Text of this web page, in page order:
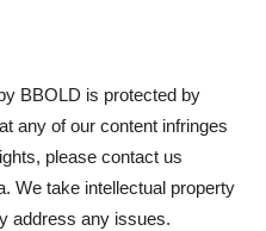
BBOLD is protected by
any of our content infringes
please contact us
. We take intellectual property
address any issues.